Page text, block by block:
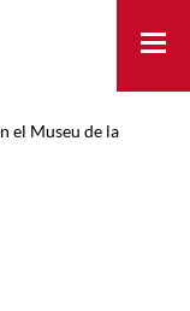
el Museu de la